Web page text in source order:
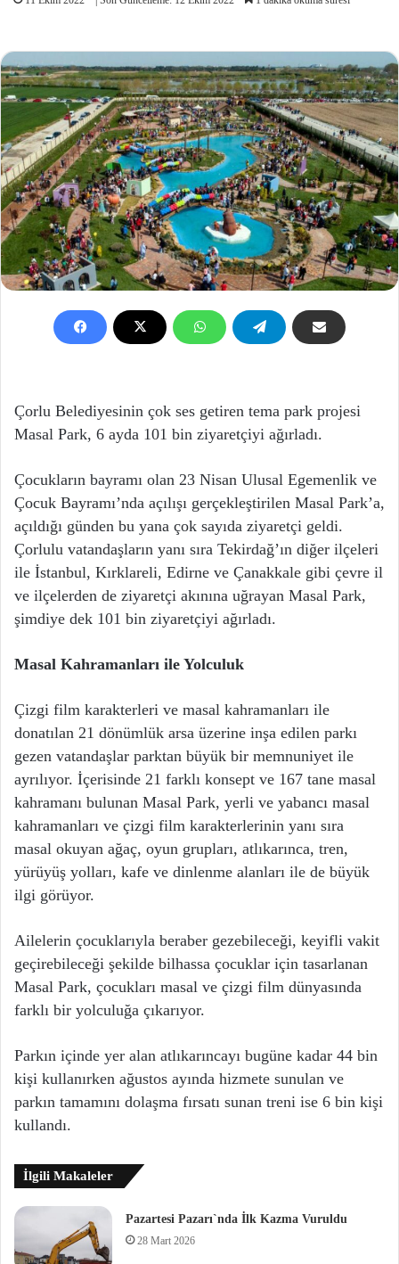
Çorlu Belediyesinin çok ses getiren tema park projesi
Masal Park, 6 ayda 101 bin ziyaretçiyi ağırladı.
Çocukların bayramı olan 23 Nisan Ulusal Egemenlik ve
Çocuk Bayramı’nda açılışı gerçekleştirilen Masal Park’a,
açıldığı günden bu yana çok sayıda ziyaretçi geldi.
Çorlulu vatandaşların yanı sıra Tekirdağ’ın diğer ilçeleri
ile İstanbul, Kırklareli, Edirne ve Çanakkale gibi çevre il
ve ilçelerden de ziyaretçi akınına uğrayan Masal Park,
şimdiye dek 101 bin ziyaretçiyi ağırladı.
Masal Kahramanları ile Yolculuk
Çizgi film karakterleri ve masal kahramanları ile
donatılan 21 dönümlük arsa üzerine inşa edilen parkı
gezen vatandaşlar parktan büyük bir memnuniyet ile
ayrılıyor. İçerisinde 21 farklı konsept ve 167 tane masal
kahramanı bulunan Masal Park, yerli ve yabancı masal
kahramanları ve çizgi film karakterlerinin yanı sıra
masal okuyan ağaç, oyun grupları, atlıkarınca, tren,
yürüyüş yolları, kafe ve dinlenme alanları ile de büyük
ilgi görüyor.
Ailelerin çocuklarıyla beraber gezebileceği, keyifli vakit
geçirebileceği şekilde bilhassa çocuklar için tasarlanan
Masal Park, çocukları masal ve çizgi film dünyasında
farklı bir yolculuğa çıkarıyor.
Parkın içinde yer alan atlıkarıncayı bugüne kadar 44 bin
kişi kullanırken ağustos ayında hizmete sunulan ve
parkın tamamını dolaşma fırsatı sunan treni ise 6 bin kişi
kullandı.
İlgili Makaleler
Pazartesi Pazarı`nda İlk Kazma Vuruldu
28 Mart 2026